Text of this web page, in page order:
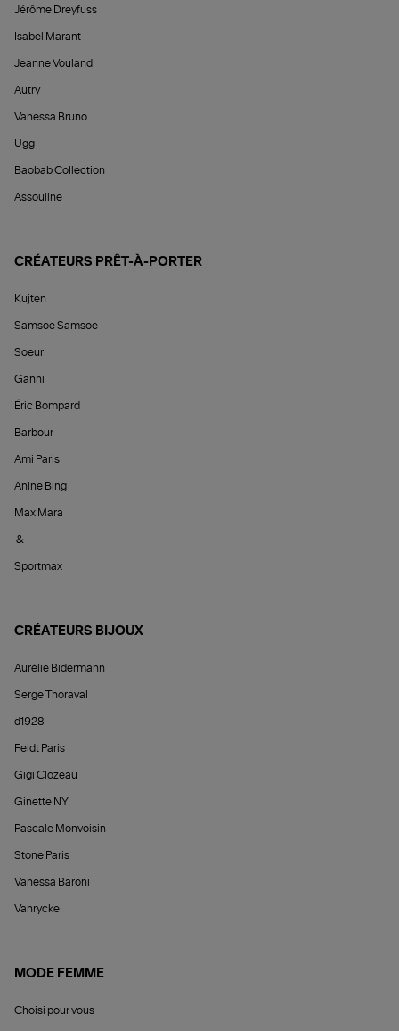
Jérôme Dreyfuss
Isabel Marant
Jeanne Vouland
Autry
Vanessa Bruno
Ugg
Baobab Collection
Assouline
CRÉATEURS PRÊT-À-PORTER
Kujten
Samsoe Samsoe
Soeur
Ganni
Éric Bompard
Barbour
Ami Paris
Anine Bing
Max Mara
&
Sportmax
CRÉATEURS BIJOUX
Aurélie Bidermann
Serge Thoraval
d1928
Feidt Paris
Gigi Clozeau
Ginette NY
Pascale Monvoisin
Stone Paris
Vanessa Baroni
Vanrycke
MODE FEMME
Choisi pour vous